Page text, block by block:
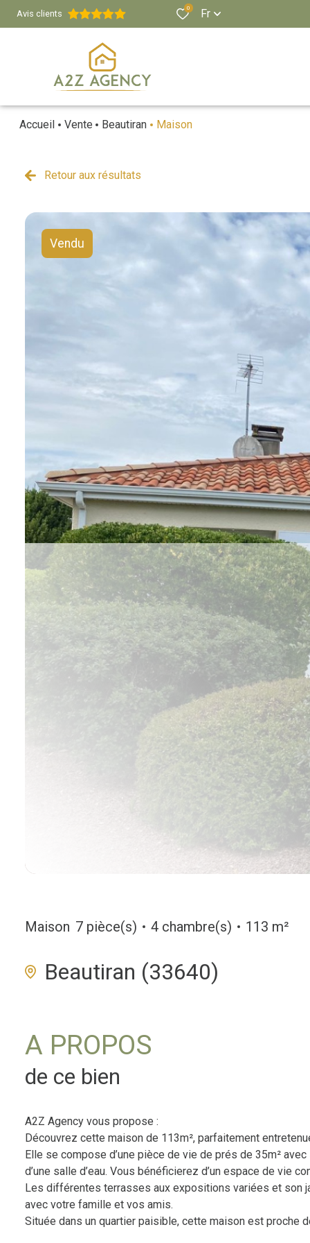
Avis clients
0 Fr
Accueil Vente Beautiran Maison
Retour aux résultats
Vendu
Maison 7 pièce(s) 4 chambre(s) 113 m²
Beautiran (33640)
A PROPOS
de ce bien
A2Z Agency vous propose :
Découvrez cette maison de 113m², parfaitement
Elle se compose d’une pièce de vie de prés de 35m²
d’une salle d’eau. Vous bénéficierez d’un espace de vie
Les différentes terrasses aux expositions variées et son
avec votre famille et vos amis.
Située dans un quartier paisible, cette maison est proche